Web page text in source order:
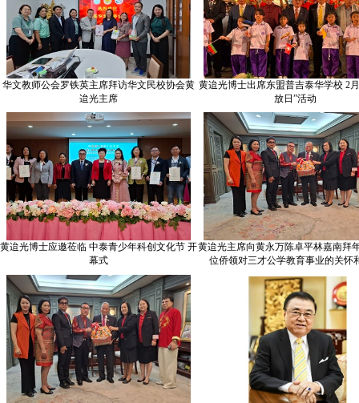
华文教师公会罗铁英主席拜访华文民校协会黄
迨光主席
黄迨光博士出席东盟普吉泰华学校 2
放日”活动
黄迨光博士应邀莅临 中泰青少年科创文化节 开
幕式
黄迨光主席向黄永万陈卓平林嘉南拜
位侨领对三才公学教育事业的关怀